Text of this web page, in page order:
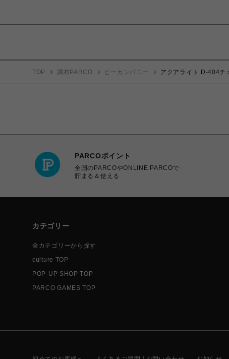
TOP 調布PARCO ビーカンパニー アクアライト D-404チ
PARCOポイント
全国のPARCOやONLINE PARCOで
貯まる＆使える
カテゴリー
全カテゴリーから探す
culture TOP
POP-UP SHOP TOP
PARCO GAMES TOP